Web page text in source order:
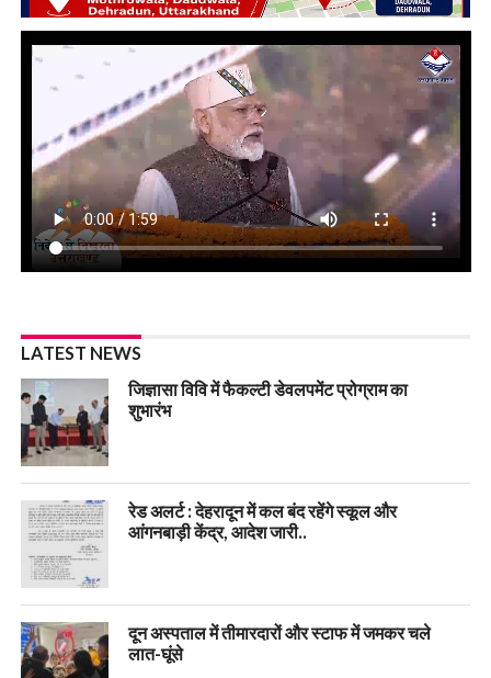
LATEST NEWS
जिज्ञासा विवि में फैकल्टी डेवलपमेंट प्रोग्राम का
शुभारंभ
रेड अलर्ट : देहरादून में कल बंद रहेंगे स्कूल और
आंगनबाड़ी केंद्र, आदेश जारी..
दून अस्पताल में तीमारदारों और स्टाफ में जमकर चले
लात-घूंसे